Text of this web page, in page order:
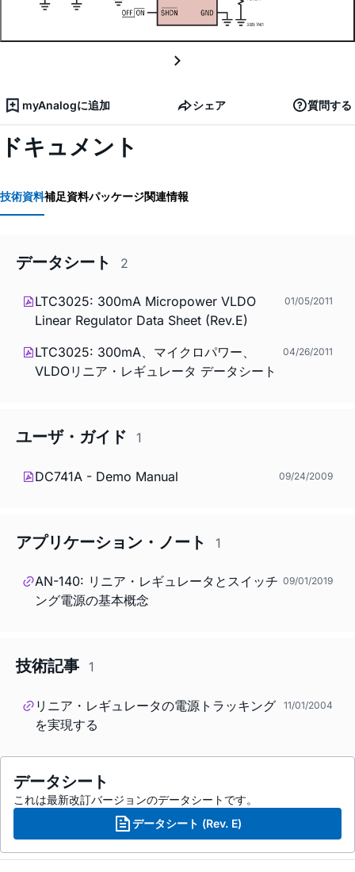
myAnalogに追加 シェア 質問する
ドキュメント
技術資料補足資料パッケージ関連情報
データシート 2
LTC3025: 300mA Micropower VLDO
Linear Regulator Data Sheet (Rev.E)
01/05/2011
LTC3025: 300mA、マイクロパワー、
VLDOリニア・レギュレータ データシート
04/26/2011
ユーザ・ガイド 1
DC741A - Demo Manual 09/24/2009
アプリケーション・ノート 1
AN-140: リニア・レギュレータとスイッチ
ング電源の基本概念
09/01/2019
技術記事 1
リニア・レギュレータの電源トラッキング
を実現する
11/01/2004
データシート
これは最新改訂バージョンのデータシートです。
データシート (Rev. E)